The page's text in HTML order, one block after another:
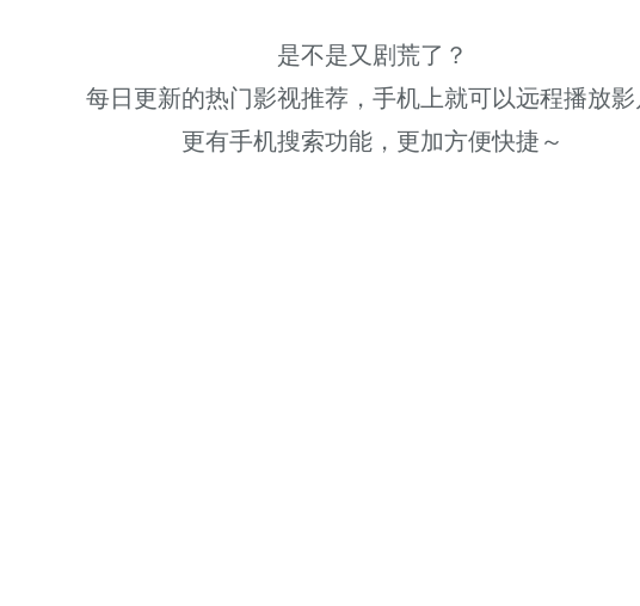
是不是又剧荒了？
每日更新的热⻔影视推荐，手机上就可以远程播放影
更有手机搜索功能，更加方便快捷～